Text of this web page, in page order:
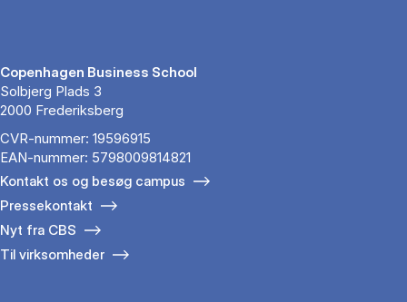
Copenhagen Business School
Solbjerg Plads 3
2000 Frederiksberg
CVR-nummer: 19596915
EAN-nummer: 5798009814821
Kontakt os og besøg campus
Pressekontakt
Nyt fra CBS
Til virksomheder